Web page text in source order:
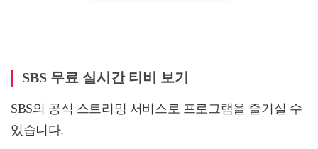
SBS 무료 실시간 티비 보기
SBS의 공식 스트리밍 서비스로 프로그램을 즐기실 수
있습니다.